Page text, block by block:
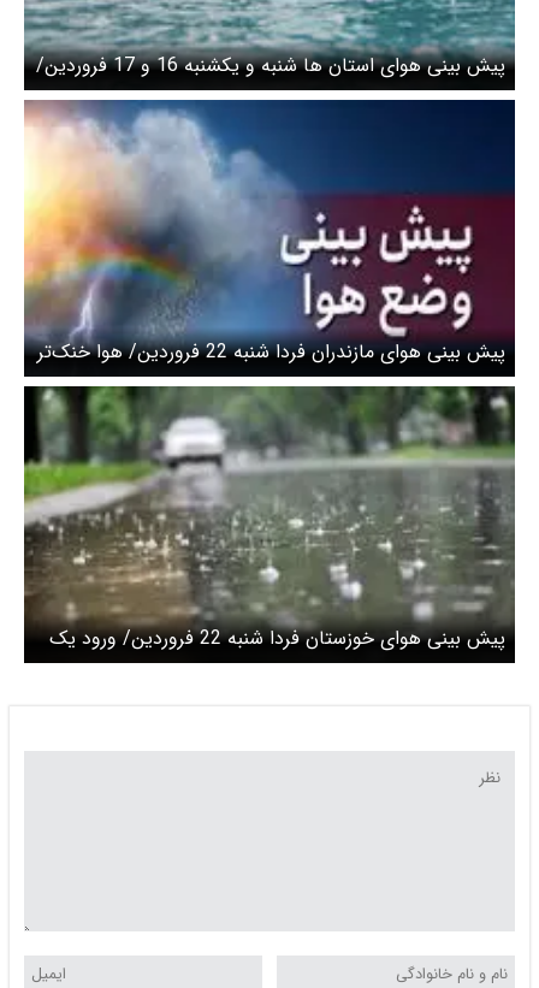
پیش بینی هوای استان ها شنبه و یکشنبه 16 و 17 فروردین/
هشدار وقوع سیلاب
پیش بینی هوای مازندران فردا شنبه 22 فروردین/ هوا خنک‌تر
می‌شود
پیش بینی هوای خوزستان فردا شنبه 22 فروردین/ ورود یک
سامانه بارشی ضعیف